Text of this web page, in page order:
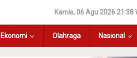
Kamis, 06 Agu 2026 21:38
Ekonomi Olahraga Nasional